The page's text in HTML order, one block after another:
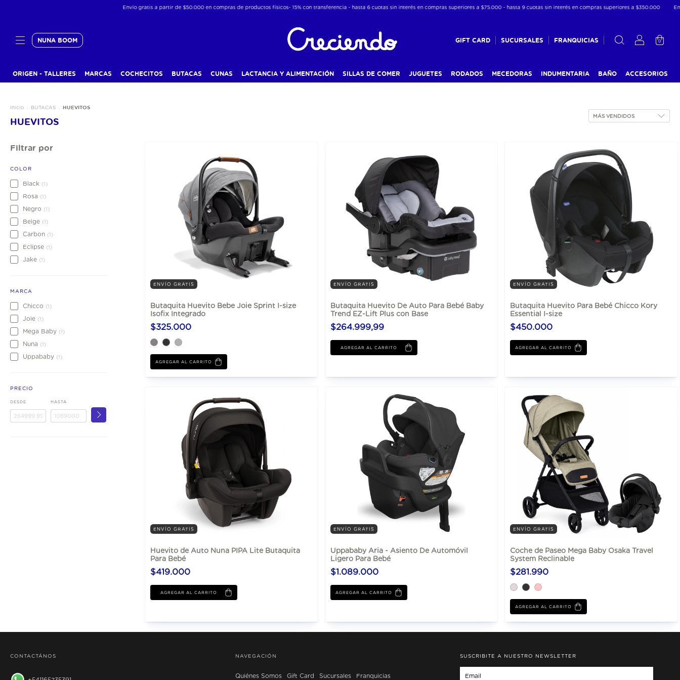
Envío gratis a partir de $50.000 en compras de productos físicos- 15% con transferencia - hasta 6 cuotas sin interés en compras superiores a $75.000 - hasta 9 cuotas sin interés en compras superiores a $350.000 Envío
NUNA BOOM GIFT CARD SUCURSALES FRANQUICIAS 0
ORIGEN - TALLERES MARCAS COCHECITOS BUTACAS CUNAS LACTANCIA Y ALIMENTACIÓN SILLAS DE COMER JUGUETES RODADOS MECEDORAS INDUMENTARIA BAÑO ACCESORIOS
Inicio BUTACAS HUEVITOS
HUEVITOS
Filtrar por
COLOR
Black (1)
Rosa (1)
Negro (1)
Beige (1)
Carbon (1)
Eclipse (1)
Jake (1)
MARCA
Chicco (1)
Joie (1)
Mega Baby (1)
Nuna (1)
Uppababy (1)
PRECIO
DESDE HASTA
ENVÍO GRATIS
Butaquita Huevito Bebe Joie Sprint I-size
Isofix Integrado
$325.000
AGREGAR AL CARRITO
ENVÍO GRATIS
Butaquita Huevito De Auto Para Bebé Baby
Trend EZ-Lift Plus con Base
$264.999,99
ENVÍO GRATIS
Butaquita Huevito Para Bebé Chicco Kory
Essential I-size
$450.000
AGREGAR AL CARRITO
ENVÍO GRATIS
Huevito de Auto Nuna PIPA Lite Butaquita
Para Bebé
$419.000
ENVÍO GRATIS
Uppababy Aria - Asiento De Automóvil
Ligero Para Bebé
$1.089.000
AGREGAR AL CARRITO
ENVÍO GRATIS
Coche de Paseo Mega Baby Osaka Travel
System Reclinable
$281.990
AGREGAR AL CARRITO
SUSCRIBITE A NUESTRO NEWSLETTER
NAVEGACIÓN
Quiénes Somos Gift Card Sucursales Franquicias
CONTACTÁNOS